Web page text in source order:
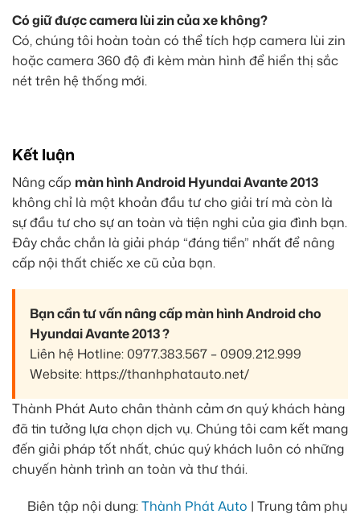
Có giữ được camera lùi zin của xe không?
Có, chúng tôi hoàn toàn có thể tích hợp camera lùi zin
hoặc camera 360 độ đi kèm màn hình để hiển thị sắc
nét trên hệ thống mới.
Kết luận
Nâng cấp màn hình Android Hyundai Avante 2013
không chỉ là một khoản đầu tư cho giải trí mà còn là
sự đầu tư cho sự an toàn và tiện nghi của gia đình bạn.
Đây chắc chắn là giải pháp “đáng tiền” nhất để nâng
cấp nội thất chiếc xe cũ của bạn.
Bạn cần tư vấn nâng cấp màn hình Android cho
Hyundai Avante 2013 ?
Liên hệ Hotline: 0977.383.567 – 0909.212.999
Website: https://thanhphatauto.net/
Thành Phát Auto chân thành cảm ơn quý khách hàng
đã tin tưởng lựa chọn dịch vụ. Chúng tôi cam kết mang
đến giải pháp tốt nhất, chúc quý khách luôn có những
chuyến hành trình an toàn và thư thái.
Biên tập nội dung:Thành Phát Auto | Trung tâm phụ